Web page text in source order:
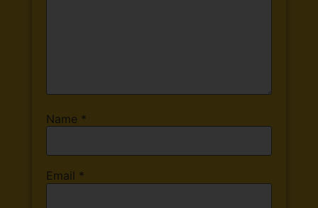
Name *
Email *